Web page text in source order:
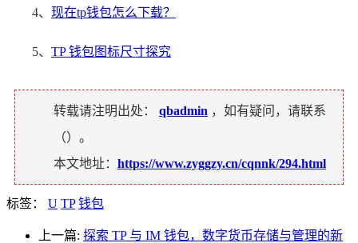
4、 现在tp钱包怎么下载？
5、 TP 钱包图标尺寸探究
转载请注明出处： qbadmin ，如有疑问，请联系
（）。
本文地址： https://www.zyggzy.cn/cqnnk/294.html
标签： U TP 钱包
上一篇: 探索 TP 与 IM 钱包，数字货币存储与管理的新